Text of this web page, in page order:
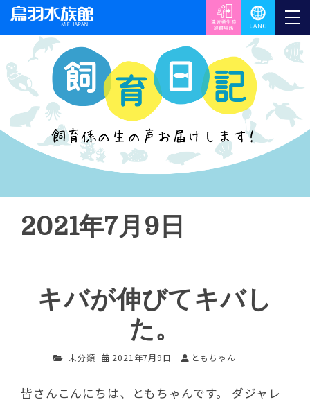
2021年7月9日
キバが伸びてキバし
た。
未分類 2021年7月9日 ともちゃん
皆さんこんにちは、ともちゃんです。 ダジャレ